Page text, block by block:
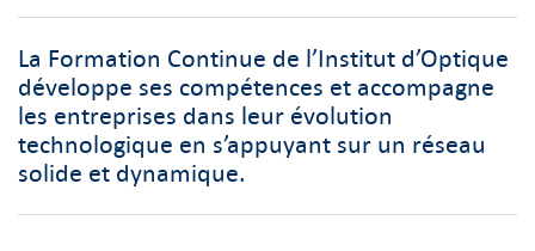
La Formation Continue de l’Institut d’Optique
développe ses compétences et accompagne
les entreprises dans leur évolution
technologique en s’appuyant sur un réseau
solide et dynamique.